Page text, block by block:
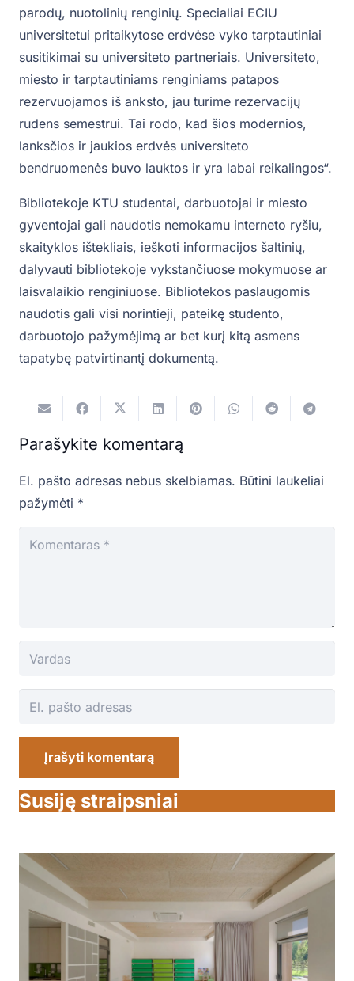
parodų, nuotolinių renginių. Specialiai ECIU
universitetui pritaikytose erdvėse vyko tarptautiniai
susitikimai su universiteto partneriais. Universiteto,
miesto ir tarptautiniams renginiams patapos
rezervuojamos iš anksto, jau turime rezervacijų
rudens semestrui. Tai rodo, kad šios modernios,
lanksčios ir jaukios erdvės universiteto
bendruomenės buvo lauktos ir yra labai reikalingos“.
Bibliotekoje KTU studentai, darbuotojai ir miesto
gyventojai gali naudotis nemokamu interneto ryšiu,
skaityklos ištekliais, ieškoti informacijos šaltinių,
dalyvauti bibliotekoje vykstančiuose mokymuose ar
laisvalaikio renginiuose. Bibliotekos paslaugomis
naudotis gali visi norintieji, pateikę studento,
darbuotojo pažymėjimą ar bet kurį kitą asmens
tapatybę patvirtinantį dokumentą.
Parašykite komentarą
El. pašto adresas nebus skelbiamas. Būtini laukeliai
pažymėti *
Įrašyti komentarą
Susiję straipsniai